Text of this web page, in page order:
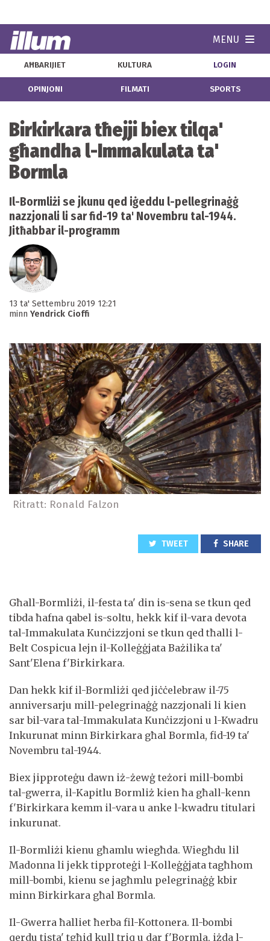
MENU
AĦBARIJIET KULTURA LOGIN
OPINJONI FILMATI SPORTS
Birkirkara tħejji biex tilqa'
għandha l-Immakulata ta'
Bormla
Il-Bormliżi se jkunu qed iġeddu l-pellegrinaġġ
nazzjonali li sar fid-19 ta' Novembru tal-1944.
Jitħabbar il-programm
13 ta' Settembru 2019 12:21
minn Yendrick Cioffi
Ritratt: Ronald Falzon
TWEET SHARE
Għall-Bormliżi, il-festa ta' din is-sena se tkun qed
tibda ħafna qabel is-soltu, hekk kif il-vara devota
tal-Immakulata Kunċizzjoni se tkun qed tħalli l-
Belt Cospicua lejn il-Kolleġġjata Bażilika ta'
Sant'Elena f'Birkirkara.
Dan hekk kif il-Bormliżi qed jiċċelebraw il-75
anniversarju mill-pelegrinaġġ nazzjonali li kien
sar bil-vara tal-Immakulata Kunċizzjoni u l-Kwadru
Inkurunat minn Birkirkara għal Bormla, fid-19 ta'
Novembru tal-1944.
Biex jipproteġu dawn iż-żewġ teżori mill-bombi
tal-gwerra, il-Kapitlu Bormliż kien ħa għall-kenn
f'Birkirkara kemm il-vara u anke l-kwadru titulari
inkurunat.
Il-Bormliżi kienu għamlu wiegħda. Wiegħdu lil
Madonna li jekk tipproteġi l-Kolleġġjata tagħhom
mill-bombi, kienu se jagħmlu pelegrinaġġ kbir
minn Birkirkara għal Bormla.
Il-Gwerra ħalliet ħerba fil-Kottonera. Il-bombi
qerdu tista' tgħid kull triq u dar f'Bormla, iżda l-